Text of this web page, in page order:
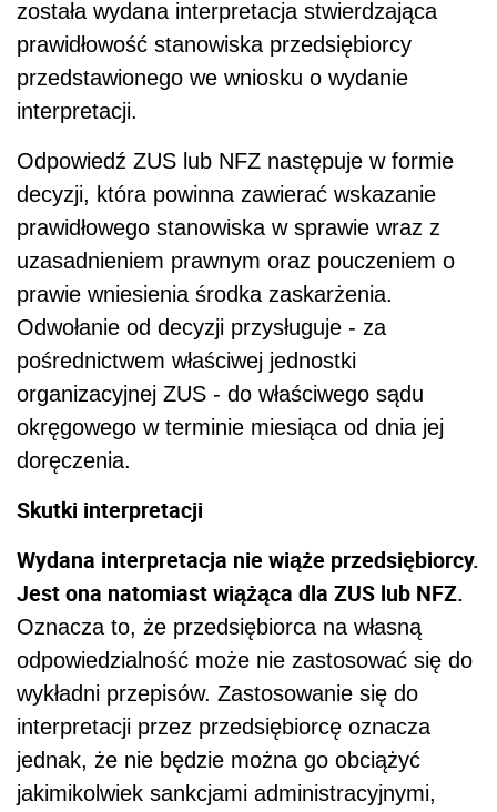
została wydana interpretacja stwierdzająca
prawidłowość stanowiska przedsiębiorcy
przedstawionego we wniosku o wydanie
interpretacji.
Odpowiedź ZUS lub NFZ następuje w formie
decyzji, która powinna zawierać wskazanie
prawidłowego stanowiska w sprawie wraz z
uzasadnieniem prawnym oraz pouczeniem o
prawie wniesienia środka zaskarżenia.
Odwołanie od decyzji przysługuje - za
pośrednictwem właściwej jednostki
organizacyjnej ZUS - do właściwego sądu
okręgowego w terminie miesiąca od dnia jej
doręczenia.
Skutki interpretacji
Wydana interpretacja nie wiąże przedsiębiorcy.
Jest ona natomiast wiążąca dla ZUS lub NFZ.
Oznacza to, że przedsiębiorca na własną
odpowiedzialność może nie zastosować się do
wykładni przepisów. Zastosowanie się do
interpretacji przez przedsiębiorcę oznacza
jednak, że nie będzie można go obciążyć
jakimikolwiek sankcjami administracyjnymi,